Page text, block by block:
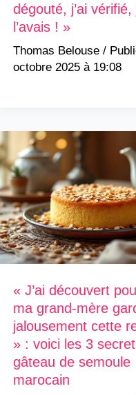
dégouté, j’ai vérifié,
l’avais ! »
Thomas Belouse/
octobre 2025 à 19:08
« J’ai découvert
ma grand-mère
jalousement cette
» : voici les 3
gâteau de semoule
marocain